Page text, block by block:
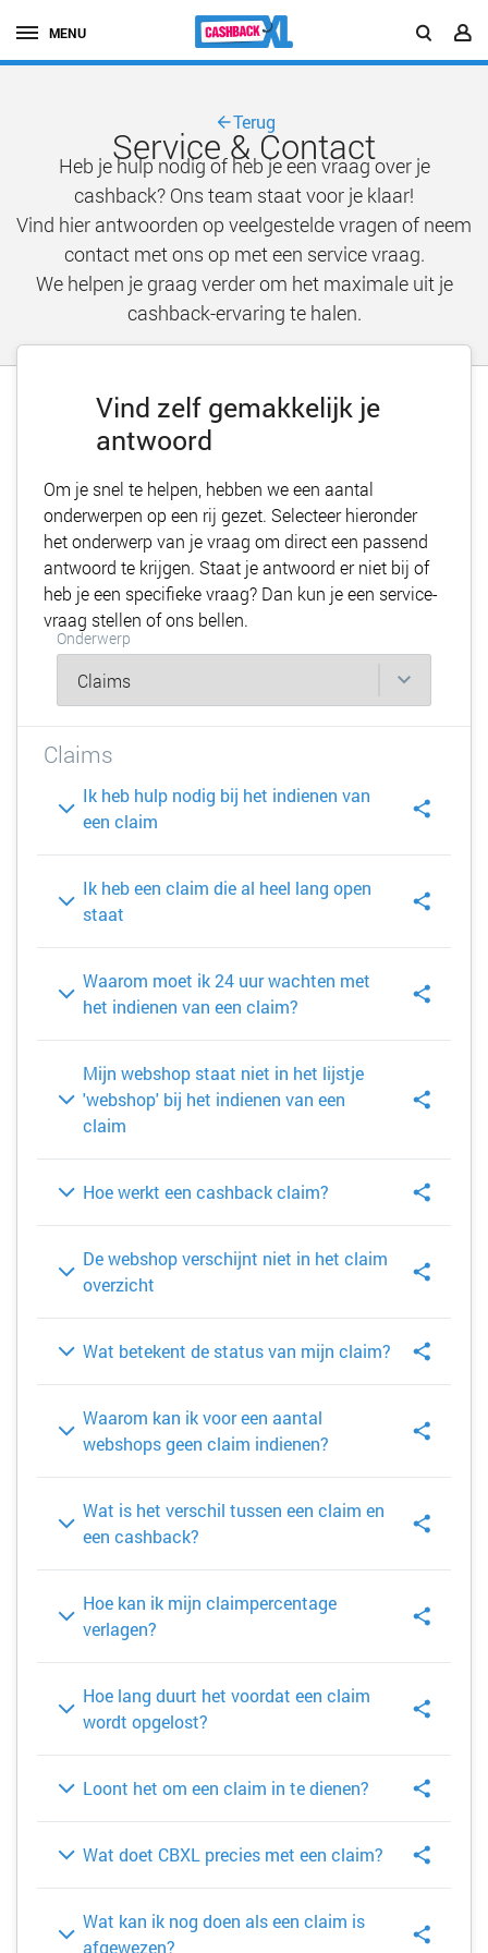
MENU
Terug
Service & Contact
Heb je hulp nodig of heb je een vraag over je
cashback? Ons team staat voor je klaar!
Vind hier antwoorden op veelgestelde vragen of neem
contact met ons op met een service vraag.
We helpen je graag verder om het maximale uit je
cashback-ervaring te halen.
Vind zelf gemakkelijk je
antwoord
Om je snel te helpen, hebben we een aantal
onderwerpen op een rij gezet. Selecteer hieronder
het onderwerp van je vraag om direct een passend
antwoord te krijgen. Staat je antwoord er niet bij of
heb je een specifieke vraag? Dan kun je een service-
vraag stellen of ons bellen.
Onderwerp
Claims
Ik heb hulp nodig bij het indienen van
een claim
Ik heb een claim die al heel lang open
staat
Waarom moet ik 24 uur wachten met
het indienen van een claim?
Mijn webshop staat niet in het lijstje
'webshop' bij het indienen van een
claim
Hoe werkt een cashback claim?
De webshop verschijnt niet in het claim
overzicht
Wat betekent de status van mijn claim?
Waarom kan ik voor een aantal
webshops geen claim indienen?
Wat is het verschil tussen een claim en
een cashback?
Hoe kan ik mijn claimpercentage
verlagen?
Hoe lang duurt het voordat een claim
wordt opgelost?
Loont het om een claim in te dienen?
Wat doet CBXL precies met een claim?
Wat kan ik nog doen als een claim is
afgewezen?